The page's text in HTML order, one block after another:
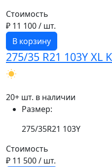
Стоимость
₽ 11 100/ шт.
В корзину
275/35 R21 103Y XL
20+ шт. в наличии
Размер:
275/35R21 103Y
Стоимость
₽ 11 500/ шт.